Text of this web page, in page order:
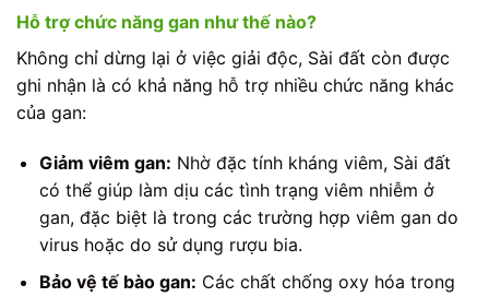
Hỗ trợ chức năng gan như thế nào?
Không chỉ dừng lại ở việc giải độc, Sài đất còn được
ghi nhận là có khả năng hỗ trợ nhiều chức năng khác
của gan:
Giảm viêm gan: Nhờ đặc tính kháng viêm, Sài đất
có thể giúp làm dịu các tình trạng viêm nhiễm ở
gan, đặc biệt là trong các trường hợp viêm gan do
virus hoặc do sử dụng rượu bia.
Bảo vệ tế bào gan: Các chất chống oxy hóa trong